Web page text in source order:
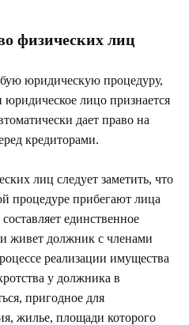
физических лиц
юридическую процедуру,
лицо признается
дает право на
кредиторами.
лиц следует заметить, что
процедуре прибегают лица
единственное
и живет должник с членами
реализации имущества
у должника в
пригодное для
жилье, площади которого